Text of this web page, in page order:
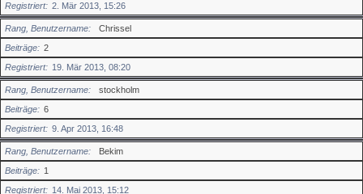
Registriert
2. Mär 2013, 15:26
Rang, Benutzername
Chrissel
Beiträge
2
Registriert
19. Mär 2013, 08:20
Rang, Benutzername
stockholm
Beiträge
6
Registriert
9. Apr 2013, 16:48
Rang, Benutzername
Bekim
Beiträge
1
Registriert
14. Mai 2013, 15:12